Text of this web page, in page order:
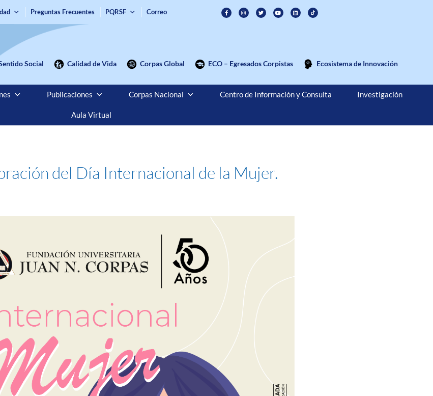
Preguntas Frecuentes PQRSF Correo
Social Calidad de Vida Corpas Global ECO – Egresados Corpistas Ecosistema de Innovación
Publicaciones Corpas Nacional Centro de Información y Consulta Investigación
Aula Virtual
del Día Internacional de la Mujer.